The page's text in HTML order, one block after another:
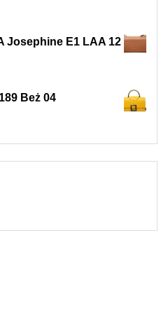
Josephine E1 LAA 12
Beż 04